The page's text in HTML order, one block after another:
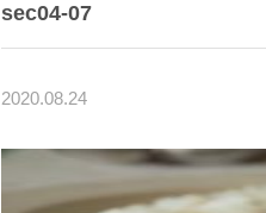
sec04-07
2020.08.24